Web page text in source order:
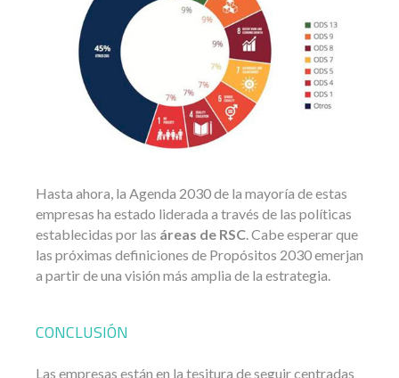
Hasta ahora, la Agenda 2030 de la mayoría de estas
empresas ha estado liderada a través de las políticas
establecidas por las áreas de RSC. Cabe esperar que
las próximas definiciones de Propósitos 2030 emerjan
a partir de una visión más amplia de la estrategia.
CONCLUSIÓN
Las empresas están en la tesitura de seguir centradas